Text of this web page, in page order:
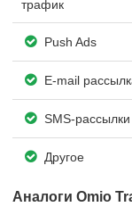
трафик
Push Ads
E-mail
SMS-рассылки
Другое
Аналоги Omio